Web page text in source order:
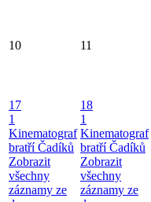
10 11
17
1
Kinematograf
bratří Čadíků
Zobrazit
všechny
záznamy ze
18
1
Kinematograf
bratří Čadíků
Zobrazit
všechny
záznamy ze